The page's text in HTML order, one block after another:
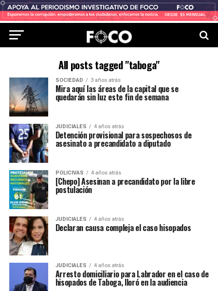
All posts tagged "taboga"
SOCIEDAD 3 años atrás
Mira aquí las áreas de la capital que se
quedarán sin luz este fin de semana
JUDICIALES 4 años atrás
Detención provisional para sospechosos de
asesinato a precandidato a diputado
POLICIVAS 4 años atrás
[Chepo] Asesinan a precandidato por la libre
postulación
JUDICIALES 4 años atrás
Declaran causa compleja el caso hisopados
JUDICIALES 4 años atrás
Arresto domiciliario para Labrador en el caso de
hisopados de Taboga, lloró en la audiencia